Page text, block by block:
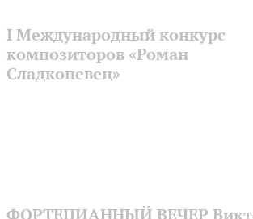
I Международный конкурс
композиторов «Роман
Сладкопевец»
ФОРТЕПИАННЫЙ ВЕЧЕР